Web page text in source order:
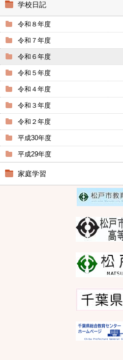
学校日記
令和８年度
令和７年度
令和６年度
令和５年度
令和４年度
令和３年度
令和２年度
平成30年度
平成29年度
家庭学習